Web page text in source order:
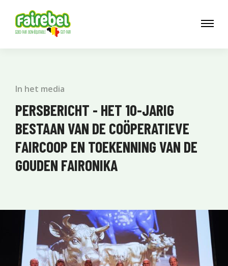
In het media
PERSBERICHT - HET 10-JARIG
BESTAAN VAN DE COÖPERATIEVE
FAIRCOOP EN TOEKENNING VAN DE
GOUDEN FAIRONIKA